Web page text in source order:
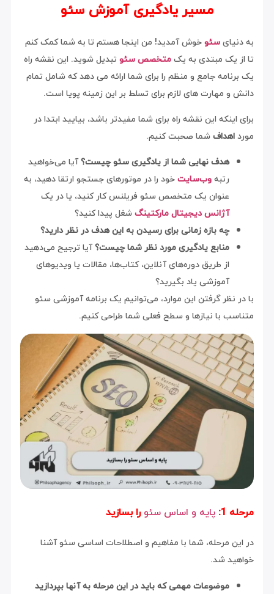
مسیر یادگیری آموزش سئو
سئوخوش آمدید! من اینجا هستم تا به شما کمک کنم
یک مبتدی به یکمتخصص سئوتبدیل شوید. این نقشه راه
جامع و منظم را برای شما ارائه می دهد که شامل تمام
مهارت های لازم برای تسلط بر این زمینه پویا است.
این نقشه راه برای شما مفیدتر باشد، بیایید ابتدا در
اهدافشما صحبت کنیم.
هدف نهایی شما از یادگیری سئو چیست؟آیا می‌خواهید
وب‌سایتخود را در موتورهای جستجو ارتقا دهید، به
عنوان یک متخصص سئو فریلنس کار کنید، یا در یک
آژانس دیجیتال مارکتینگشغل پیدا کنید؟
چه بازه زمانی برای رسیدن به این هدف در نظر دارید؟
منابع یادگیری مورد نظر شما چیست؟آیا ترجیح می‌دهید
از طریق دوره‌های آنلاین، کتاب‌ها، مقالات یا ویدیوهای
آموزشی یاد بگیرید؟
گرفتن این موارد، می‌توانیم یک برنامه آموزشی سئو
با نیازها و سطح فعلی شما طراحی کنیم.
پایه و اساس سئورا بسازید
مرحله، شما با مفاهیم و اصطلاحات اساسی سئو آشنا
شد.
موضوعات مهمی که باید در این مرحله به آنها بپردازید